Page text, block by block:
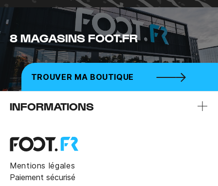
8 MAGASINS FOOT.FR
TROUVER MA BOUTIQUE
INFORMATIONS
Mentions légales
Paiement sécurisé